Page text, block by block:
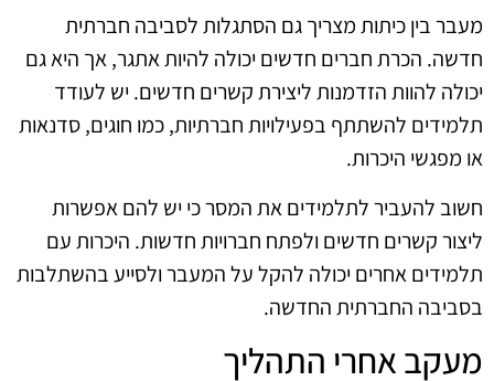
מעבר בין כיתות מצריך גם הסתגלות לסביבה חברתית
חדשה. הכרת חברים חדשים יכולה להיות אתגר, אך היא גם
יכולה להוות הזדמנות ליצירת קשרים חדשים. יש לעודד
תלמידים להשתתף בפעילויות חברתיות, כמו חוגים, סדנאות
או מפגשי היכרות.
חשוב להעביר לתלמידים את המסר כי יש להם אפשרות
ליצור קשרים חדשים ולפתח חברויות חדשות. היכרות עם
תלמידים אחרים יכולה להקל על המעבר ולסייע בהשתלבות
בסביבה החברתית החדשה.
מעקב אחרי התהליך